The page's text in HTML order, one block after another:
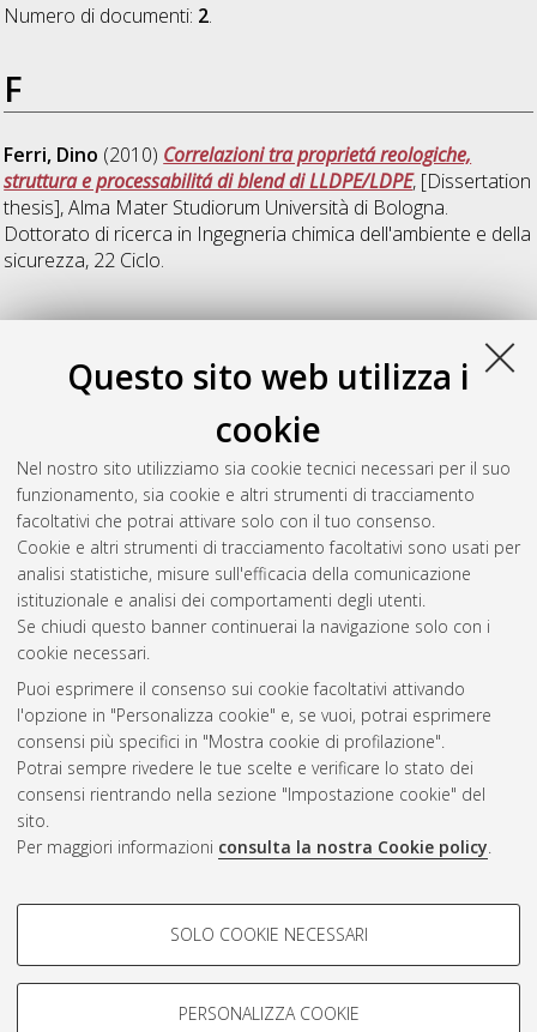
Questo sito web utilizza i
cookie
Nel nostro sito utilizziamo sia cookie tecnici necessari per il suo
funzionamento, sia cookie e altri strumenti di tracciamento
facoltativi che potrai attivare solo con il tuo consenso.
Cookie e altri strumenti di tracciamento facoltativi sono usati per
analisi statistiche, misure sull'efficacia della comunicazione
istituzionale e analisi dei comportamenti degli utenti.
Se chiudi questo banner continuerai la navigazione solo con i
cookie necessari.
Puoi esprimere il consenso sui cookie facoltativi attivando
l'opzione in "Personalizza cookie" e, se vuoi, potrai esprimere
consensi più specifici in "Mostra cookie di profilazione".
Potrai sempre rivedere le tue scelte e verificare lo stato dei
consensi rientrando nella sezione "Impostazione cookie" del
sito.
Per maggiori informazioni consulta la nostra Cookie policy.
COOKIE DI PROFILAZIONE -
Si tratta di cookie utilizzati per analizzare le caratteristiche della
navigazione degli utenti, creare profili in base al loro comportamento
SOLO COOKIE NECESSARI
PERSONALIZZA COOKIE
Numero di documenti: 2.
F
Ferri, Dino (2010) Correlazioni tra proprietá reologiche,
struttura e processabilitá di blend di LLDPE/LDPE, [Dissertation
thesis], Alma Mater Studiorum Università di Bologna.
Dottorato di ricerca in Ingegneria chimica dell'ambiente e della
sicurezza, 22 Ciclo.
G
Galizia, Michele(2010) Trasporto di materia in membrane
polimeriche e nanocomposite per la separazione di gas
[Dissertation thesis], Alma Mater Studiorum Università di
Bologna. Dottorato di ricerca inIngegneria chimica
dell'ambiente e della sicurezza, 22 Ciclo.
Questa lista e' stata generata ilSun Aug 9 20:37:55 2026
Atom
Rss 1.0
Rss 2.0
ISSN: 2038-7946
Impostazioni Cookie
Informativa sulla privacy
Condizioni d’uso del sito